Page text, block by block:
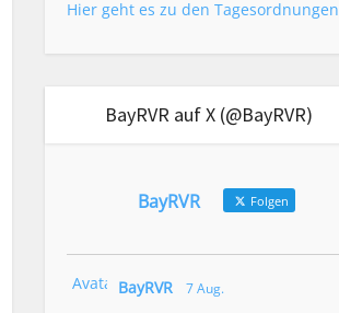
Hier geht es zu den Tagesordnungen
BayRVR auf X (@BayRVR)
BayRVR Folgen
Avatar BayRVR 7 Aug.